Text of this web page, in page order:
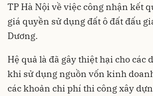
TP Hà Nội về việc công nhận kết
giá quyền sử dụng đất ô đất đấu
Dương.
Hệ quả là đã gây thiệt hại cho các
khi sử dụng nguồn vốn kinh
các khoản chi phí thi công xây